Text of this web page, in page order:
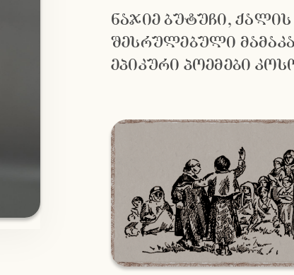
ნაჯიე ბუტუჩი, ქალის
შესრულებული
ეპიკური პოემები